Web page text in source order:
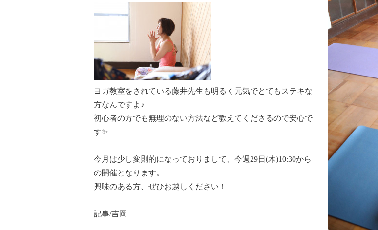
ヨガ教室をされている藤井先生も明るく元気でとてもステキな
方なんですよ♪
初心者の方でも無理のない方法など教えてくださるので安心で
す✨
今月は少し変則的になっておりまして、今週29日(木)10:30から
の開催となります。
興味のある方、ぜひお越しください！
記事/吉岡